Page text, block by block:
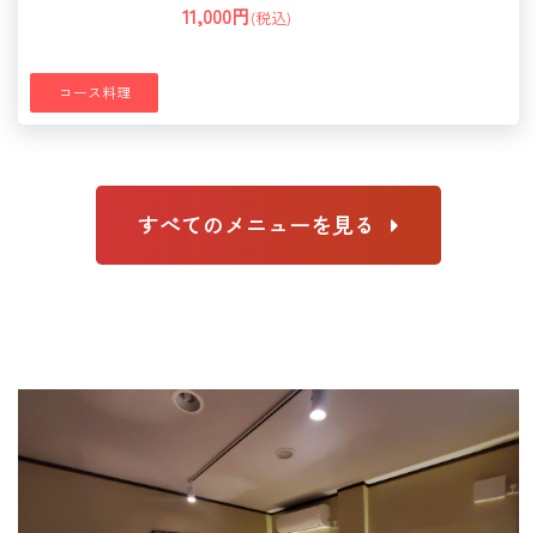
コース料理
11,000円(税込)
すべてのメニューを見る